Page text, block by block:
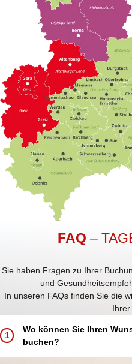
FAQ –
Sie haben Fragen zu Ihrer
und
In unseren FAQs finden Sie die
Ihrer
1
Wo können Sie Ihren
buchen?